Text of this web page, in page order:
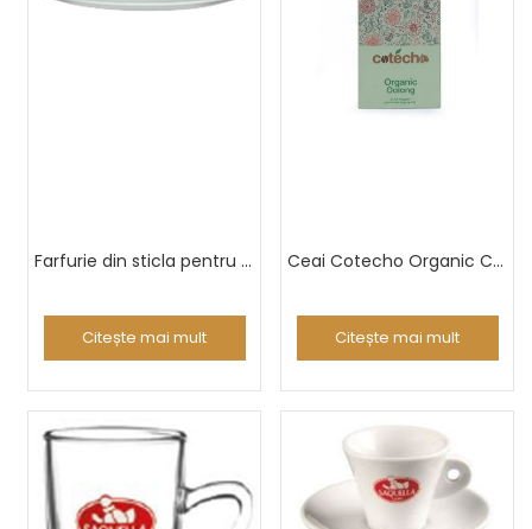
Farfurie din sticla pentru cani Kenya
Citește mai mult
Ceai Cotecho Organic Chinese Oolong 20 piramide
Citește mai mult